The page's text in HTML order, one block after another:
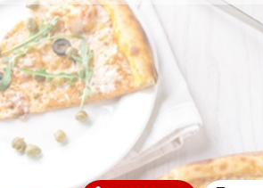
ACCUEIL
LA CARTE